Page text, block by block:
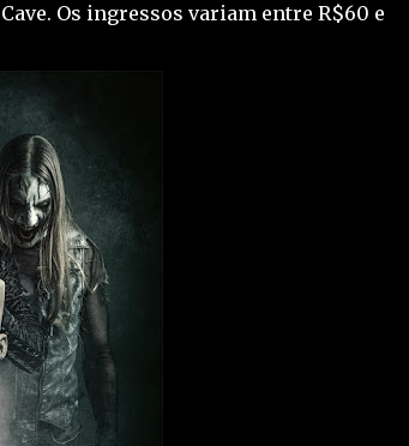
Os ingressos variam entre R$60 e